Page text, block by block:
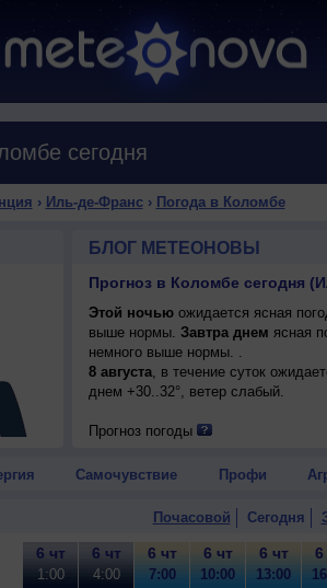
сегодня
› Иль-де-Франс› Погода в Коломбе
БЛОГ МЕТЕОНОВЫ
Прогноз в Коломбе сегодня
Этой ночьюожидается ясная
выше нормы. Завтра днем ясная
немного выше нормы. .
8 августа, в течение суток
днем +30..32°, ветер слабый.
Прогноз погоды
Самочувствие Профи
Почасовой Сегодня
6 чт
1:00
6 чт
4:00
6 чт
7:00
6 чт
10:00
6 чт
13:00
6